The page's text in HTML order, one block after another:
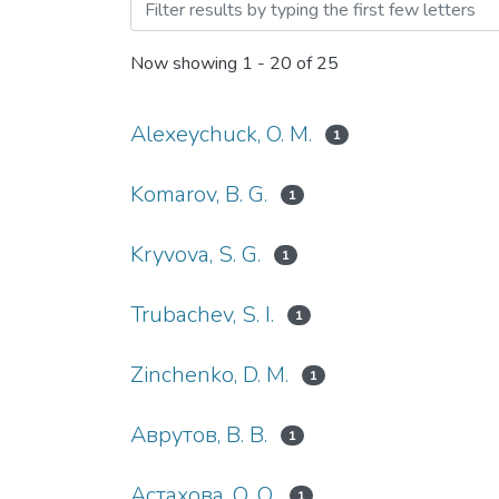
Now showing 1 - 20 of 25
Alexeychuck, O. М. 1
Komarov, B. G. 1
Kryvova, S. G. 1
Trubachev, S. I. 1
Zinchenko, D. M. 1
Аврутов, В. В. 1